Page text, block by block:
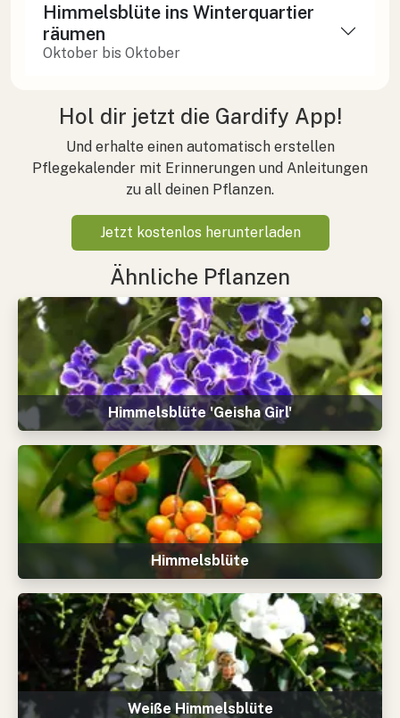
Himmelsblüte ins Winterquartier
räumen
Oktober bis Oktober
Hol dir jetzt die Gardify App!
Und erhalte einen automatisch erstellen
Pflegekalender mit Erinnerungen und Anleitungen
zu all deinen Pflanzen.
Jetzt kostenlos herunterladen
Ähnliche Pflanzen
Himmelsblüte 'Geisha Girl'
Himmelsblüte
Weiße Himmelsblüte